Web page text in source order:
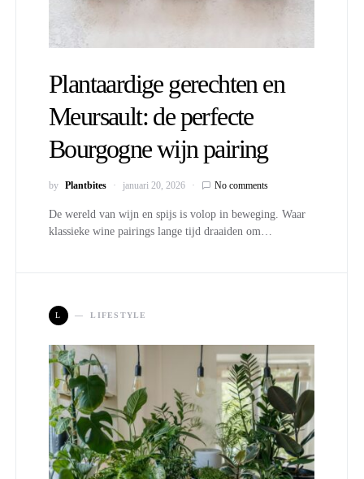
Plantaardige gerechten en
Meursault: de perfecte
Bourgogne wijn pairing
by Plantbites januari 20, 2026 No comments
De wereld van wijn en spijs is volop in beweging. Waar
klassieke wine pairings lange tijd draaiden om…
L LIFESTYLE